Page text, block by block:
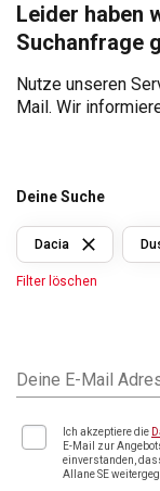
Leider haben
Suchanfrage
Nutze unseren
Mail. Wir
Deine Suche
Dacia
Filter löschen
Deine E-Mail
Ich akzeptiere die
E-Mail zur
einverstanden,
Allane SE